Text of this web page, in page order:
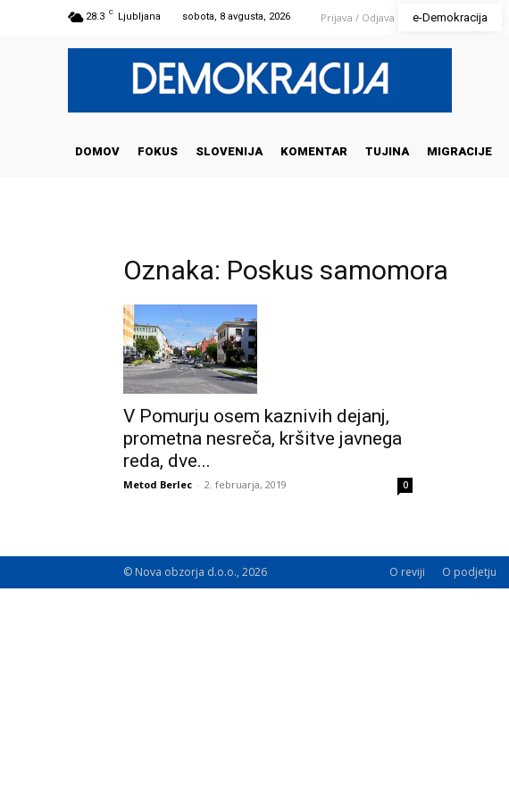
28.3 C Ljubljana sobota, 8 avgusta, 2026 Prijava / Odjava e-Demokracija
DOMOV FOKUS SLOVENIJA KOMENTAR TUJINA MIGRACIJE
Oznaka: Poskus samomora
V Pomurju osem kaznivih dejanj,
prometna nesreča, kršitve javnega
reda, dve...
Metod Berlec - 2. februarja, 2019 0
O reviji O podjetju
© Nova obzorja d.o.o., 2026